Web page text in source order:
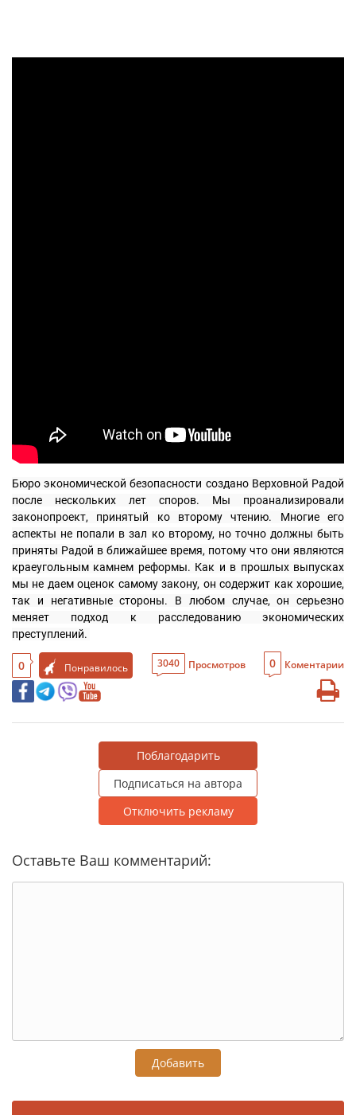
Бюро экономической безопасности создано Верховной Радой
после нескольких лет споров. Мы проанализировали
законопроект, принятый ко второму чтению. Многие его
аспекты не попали в зал ко второму, но точно должны быть
приняты Радой в ближайшее время, потому что они являются
краеугольным камнем реформы. Как и в прошлых выпусках
мы не даем оценок самому закону, он содержит как хорошие,
так и негативные стороны. В любом случае, он серьезно
меняет подход к расследованию экономических
преступлений.
0 Понравилось 3040 Просмотров 0 Коментарии
Поблагодарить
Подписаться на автора
Отключить рекламу
Оставьте Ваш комментарий:
Добавить